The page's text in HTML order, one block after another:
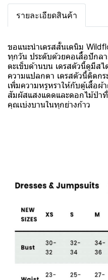
รายละเอียดสินค้า
ขอแนะนำเดรสสั้นเดนิม
ทุกวัน ประดับด้วยคอเสื้อปักล
ตะเข็บด้านบน เดรสตัวนี้ดูมีส
ความแปลกตา เดรสตัวนี้ติดก
เพิ่มความหรูหราให้กับตู้เสื้อผ้
สัมผัสแสงแดดและดอกไม้ป่า
คุณเบ่งบานในทุกย่างก้าว